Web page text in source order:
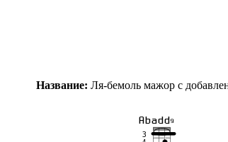
Название: Ля-бемоль мажор с